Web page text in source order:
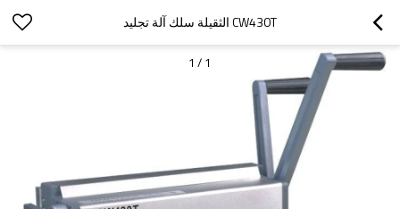
CW430T الثقيلة سلك آلة تجليد
1
/
1